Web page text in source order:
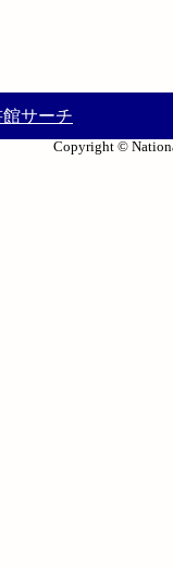
サーチ
Copyright ©